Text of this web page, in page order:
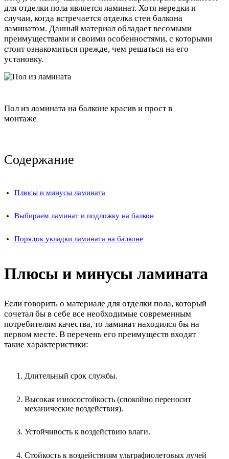
для отделки пола является ламинат. Хотя нередки и
случаи, когда встречается отделка стен балкона
ламинатом. Данный материал обладает весомыми
преимуществами и своими особенностями, с которыми
стоит ознакомиться прежде, чем решаться на его
установку.
Пол из ламината на балконе красив и прост в
монтаже
Содержание
Плюсы и минусы ламината
Выбираем ламинат и подложку на балкон
Порядок укладки ламината на балконе
Плюсы и минусы ламината
Если говорить о материале для отделки пола, который
сочетал бы в себе все необходимые современным
потребителям качества, то ламинат находился бы на
первом месте. В перечень его преимуществ входят
такие характеристики:
Длительный срок службы.
Высокая износостойкость (спокойно переносит
механические воздействия).
Устойчивость к воздействию влаги.
Стойкость к воздействиям ультрафиолетовых лучей